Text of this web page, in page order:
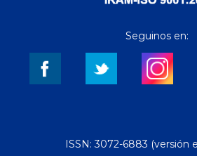
Seguinos en:
ISSN: 3072-6883 (versión